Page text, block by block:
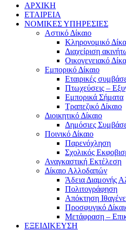
ΑΡΧΙΚΗ
ΕΤΑΙΡΕΙΑ
ΝΟΜΙΚΕΣ ΥΠΗΡΕΣΙΕΣ
Αστικό Δίκαιο
Κληρονομικό
Διαχείριση
Οικογενειακό
Εμπορικό Δίκαιο
Εταιρικές
Πτωχεύσεις –
Εμπορικά Σήματα
Τραπεζικό Δίκαιο
Διοικητικό Δίκαιο
Δημόσιες
Ποινικό Δίκαιο
Παρενόχληση
Σχολικός
Αναγκαστική Εκτέλεση
Δίκαιο Αλλοδαπών
Άδεια Διαμονής
Πολιτογράφηση
Απόκτηση
Προσφυγικό
Μετάφραση –
ΕΞΕΙΔΙΚΕΥΣΗ